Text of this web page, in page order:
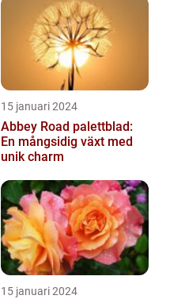
15 januari 2024
Abbey Road palettblad:
En mångsidig växt med
unik charm
15 januari 2024